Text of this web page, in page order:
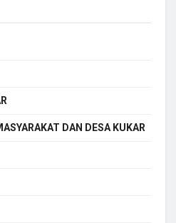
DAN DESA KUKAR